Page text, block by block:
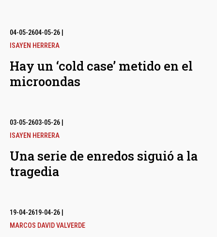
04-05-2604-05-26
ISAYEN HERRERA
Hay un ‘cold case’ metido en el
microondas
03-05-2603-05-26
ISAYEN HERRERA
Una serie de enredos siguió a la
tragedia
19-04-2619-04-26
MARCOS DAVID VALVERDE